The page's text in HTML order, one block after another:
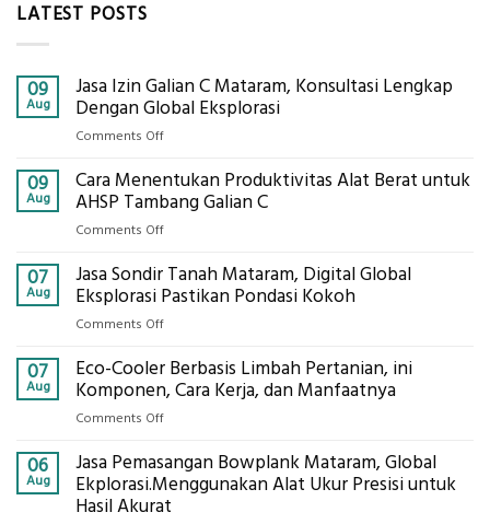
LATEST POSTS
09
Aug
Jasa Izin Galian C Mataram, Konsultasi Lengkap
Dengan Global Eksplorasi
Comments Offon
Izin
Galian
Lengkap
Dengan
Global
09
Aug
Cara Menentukan Produktivitas Alat Berat untuk
AHSP Tambang Galian C
Comments Offon
Menentukan
Produktivitas
AHSP
Tambang
Galian
07
Aug
Jasa Sondir Tanah Mataram, Digital Global
Eksplorasi Pastikan Pondasi Kokoh
Comments Offon
Sondir
Tanah
Eksplorasi
Pastikan
Pondasi
07
Aug
Eco-Cooler Berbasis Limbah Pertanian, ini
Komponen, Cara Kerja, dan Manfaatnya
Comments Offon
Cooler
Berbasis
Limbah
06
Aug
Jasa Pemasangan Bowplank Mataram, Global
Ekplorasi.Menggunakan Alat Ukur Presisi untuk
Hasil Akurat